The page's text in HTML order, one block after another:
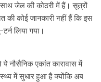
जेल की कोठरी में हैं। सूत्रों
की कोई जानकारी नहीं हैं कि इस
लिया गया।
ये नौसैनिक एकांत कारावास में
में सुधार हुआ है क्योंकि अब